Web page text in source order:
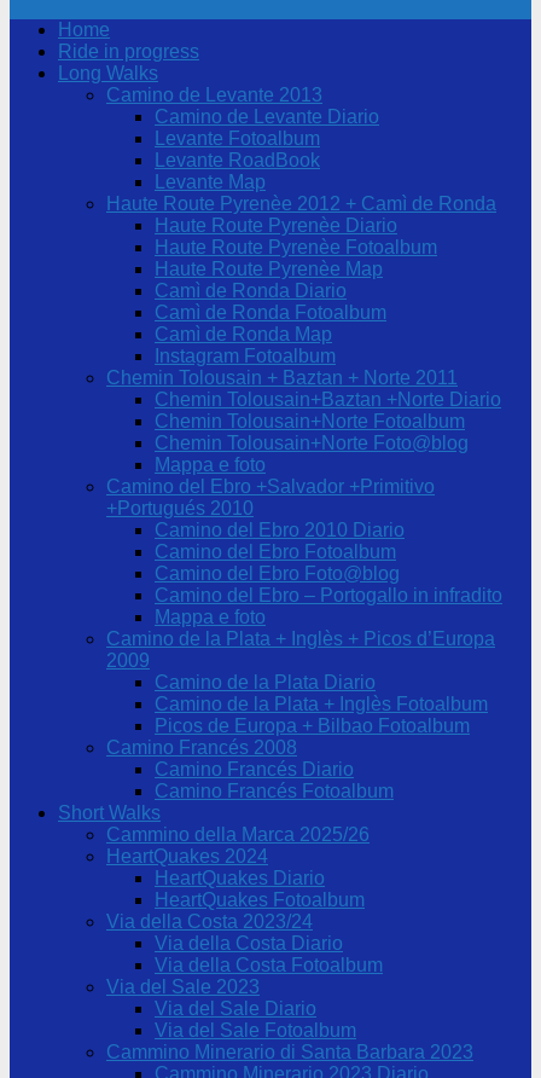
Home
Ride in progress
Long Walks
Camino de Levante 2013
Camino de Levante Diario
Levante Fotoalbum
Levante RoadBook
Levante Map
Haute Route Pyrenèe 2012 + Camì de Ronda
Haute Route Pyrenèe Diario
Haute Route Pyrenèe Fotoalbum
Haute Route Pyrenèe Map
Camì de Ronda Diario
Camì de Ronda Fotoalbum
Camì de Ronda Map
Instagram Fotoalbum
Chemin Tolousain + Baztan + Norte 2011
Chemin Tolousain+Baztan +Norte Diario
Chemin Tolousain+Norte Fotoalbum
Chemin Tolousain+Norte Foto@blog
Mappa e foto
Camino del Ebro +Salvador +Primitivo
+Portugués 2010
Camino del Ebro 2010 Diario
Camino del Ebro Fotoalbum
Camino del Ebro Foto@blog
Camino del Ebro – Portogallo in infradito
Mappa e foto
Camino de la Plata + Inglès + Picos d’Europa
2009
Camino de la Plata Diario
Camino de la Plata + Inglès Fotoalbum
Picos de Europa + Bilbao Fotoalbum
Camino Francés 2008
Camino Francés Diario
Camino Francés Fotoalbum
Short Walks
Cammino della Marca 2025/26
HeartQuakes 2024
HeartQuakes Diario
HeartQuakes Fotoalbum
Via della Costa 2023/24
Via della Costa Diario
Via della Costa Fotoalbum
Via del Sale 2023
Via del Sale Diario
Via del Sale Fotoalbum
Cammino Minerario di Santa Barbara 2023
Cammino Minerario 2023 Diario